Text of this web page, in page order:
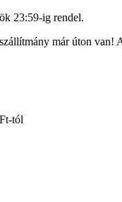
23:59-ig rendel.
már úton van!
tól